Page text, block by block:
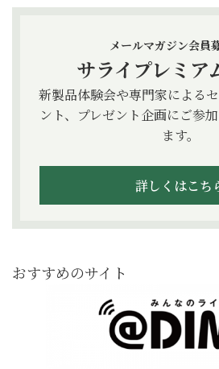
メールマガジン会員
サライプレミア
新製品体験会や専門家による
ント、プレゼント企画にご参
ます。
詳しくはこち
おすすめのサイト